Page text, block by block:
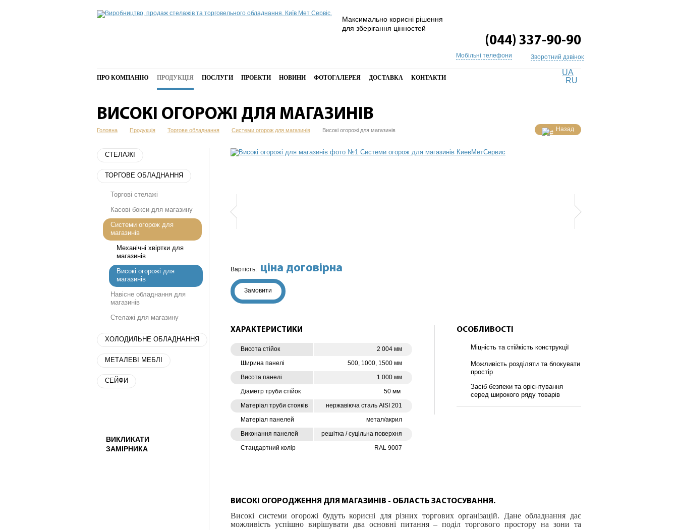
Максимально корисні рішення
для зберігання цінностей
(044) 337-90-90
Мобільні телефони Зворотний дзвінок
ПРО КОМПАНІЮ ПРОДУКЦІЯ ПОСЛУГИ ПРОЕКТИ НОВИНИ ФОТОГАЛЕРЕЯ ДОСТАВКА КОНТАКТИ
UA
RU
Назад
ВИСОКІ ОГОРОЖІ ДЛЯ МАГАЗИНІВ
Головна Продукція Торгове обладнання Системи огорож для магазинів Високі огорожі для магазинів
СТЕЛАЖІ
ТОРГОВЕ ОБЛАДНАННЯ
Торгові стелажі
Касові бокси для магазину
Системи огорож для
магазинів
Механічні хвіртки для
магазинів
Високі огорожі для
магазинів
Навісне обладнання для
магазинів
Стелажі для магазину
ХОЛОДИЛЬНЕ ОБЛАДНАННЯ
МЕТАЛЕВІ МЕБЛІ
СЕЙФИ
ВИКЛИКАТИ
ЗАМІРНИКА
Вартість: ціна договірна
Замовити
ХАРАКТЕРИСТИКИ
Висота стійок
2 004 мм
Ширина панелі
500, 1000, 1500 мм
Висота панелі
1 000 мм
Діаметр труби стійок
50 мм
Матеріал труби стояків
нержавіюча сталь AISI 201
Матеріал панелей
метал/акрил
Виконання панелей
решітка / суцільна поверхня
Стандартний колір
RAL 9007
ОСОБЛИВОСТІ
Міцність та стійкість конструкції
Можливість розділяти та блокувати
простір
Засіб безпеки та орієнтування
серед широкого ряду товарів
ВИСОКІ ОГОРОДЖЕННЯ ДЛЯ МАГАЗИНІВ - ОБЛАСТЬ ЗАСТОСУВАННЯ.
Високі системи огорожі будуть корисні для різних торгових організацій. Дане обладнання дає
можливість успішно вирішувати два основні питання – поділ торгового простору на зони та